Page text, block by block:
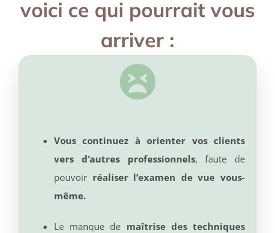
voici ce qui pourrait vous
arriver :
Vous continuez à orienter vos clients
vers d’autres professionnels, faute de
pouvoir réaliser l’examen de vue vous-
même.
Le manque de maîtrise des techniques